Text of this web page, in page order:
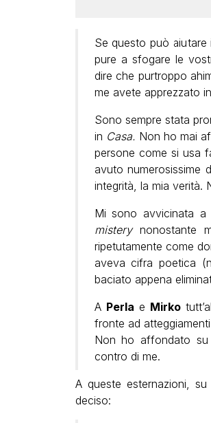
Se questo può
pure a sfogare le
dire che purtroppo
me avete apprezzato in
Sono sempre stata
in Casa. Non ho mai
persone come si usa
avuto numerosissime
integrità, la mia verità.
Mi sono avvicinata a
misterynonostante
ripetutamente come
aveva cifra poetica
baciato appena
A Perla e Mirko
fronte ad
Non ho affondato su
contro di me.
A queste esternazioni, su
deciso: